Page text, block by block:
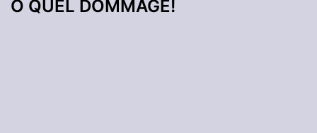
Ô QUEL DOMMAGE!